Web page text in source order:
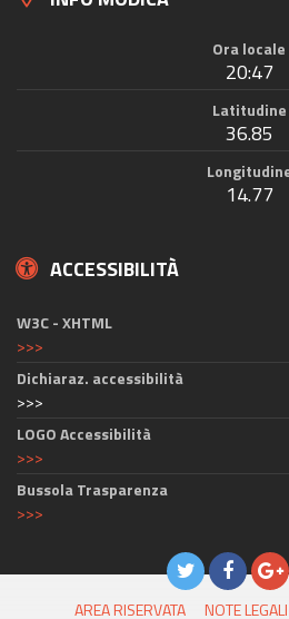
Ora locale
20:47
Latitudine
36.85
14.77
ACCESSIBILITÀ
W3C - XHTML
>>>
Dichiaraz. accessibilità
>>>
LOGO Accessibilità
>>>
Bussola Trasparenza
>>>
AREA RISERVATA NOTE LEGALI